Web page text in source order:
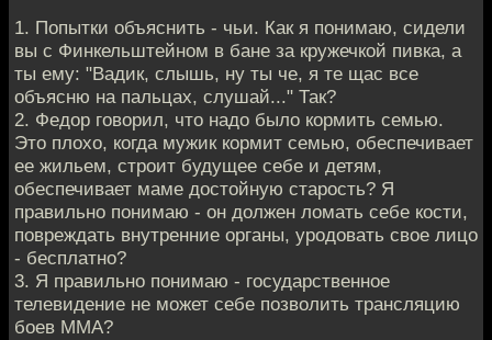
1. Попытки объяснить - чьи. Как я понимаю, сидели
вы с Финкельштейном в бане за кружечкой пивка, а
ты ему: "Вадик, слышь, ну ты че, я те щас все
объясню на пальцах, слушай..." Так?
2. Федор говорил, что надо было кормить семью.
Это плохо, когда мужик кормит семью, обеспечивает
ее жильем, строит будущее себе и детям,
обеспечивает маме достойную старость? Я
правильно понимаю - он должен ломать себе кости,
повреждать внутренние органы, уродовать свое лицо
- бесплатно?
3. Я правильно понимаю - государственное
телевидение не может себе позволить трансляцию
боев ММА?